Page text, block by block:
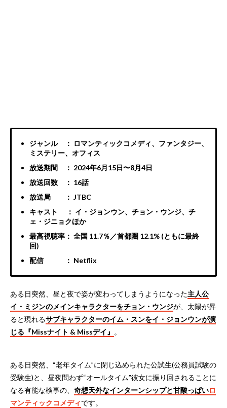
ジャンル ： ロマンティックコメディ、ファンタジー、
ミステリー、オフィス
放送期間 ： 2024年6月15日〜8月4日
放送回数 ： 16話
放送局 ： JTBC
キャスト ： イ・ジョンウン、チョン・ウンジ、チ
ェ・ジニョクほか
最高視聴率： 全国 11.7％／首都圏 12.1% (ともに最終
回)
配信 ： Netflix
ある日突然、昼と夜で姿が変わってしまうようになった主人公
イ・ミジンのメインキャラクターをチョン・ウンジが、太陽が昇
ると現れるサブキャラクターのイム・スンをイ・ジョンウンが演
じる『Missナイト & Missデイ』 。
ある日突然、“老年タイム”に閉じ込められた公試生(公務員試験の
受験生)と、昼夜問わず“オールタイム”彼女に振り回されることに
なる有能な検事の、 奇想天外なインターンシップと甘酸っぱいロ
マンティックコメディです。